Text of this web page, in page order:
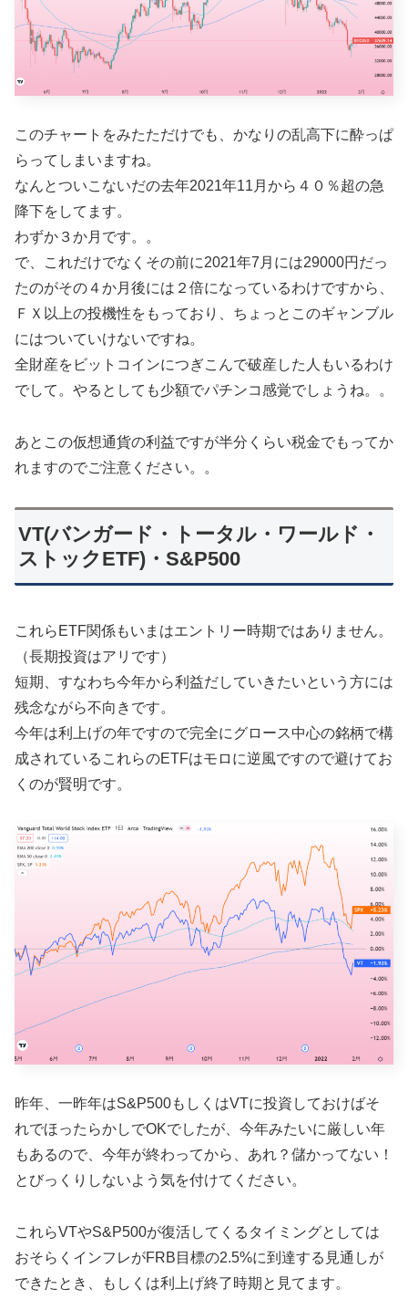
このチャートをみたただけでも、かなりの乱高下に酔っぱ
らってしまいますね。
なんとついこないだの去年2021年11月から４０％超の急
降下をしてます。
わずか３か月です。。
で、これだけでなくその前に2021年7月には29000円だっ
たのがその４か月後には２倍になっているわけですから、
ＦＸ以上の投機性をもっており、ちょっとこのギャンブル
にはついていけないですね。
全財産をビットコインにつぎこんで破産した人もいるわけ
でして。やるとしても少額でパチンコ感覚でしょうね。。
あとこの仮想通貨の利益ですが半分くらい税金でもってか
れますのでご注意ください。。
VT(バンガード・トータル・ワールド・
ストックETF)・S&P500
これらETF関係もいまはエントリー時期ではありません。
（長期投資はアリです）
短期、すなわち今年から利益だしていきたいという方には
残念ながら不向きです。
今年は利上げの年ですので完全にグロース中心の銘柄で構
成されているこれらのETFはモロに逆風ですので避けてお
くのが賢明です。
昨年、一昨年はS&P500もしくはVTに投資しておけばそ
れでほったらかしでOKでしたが、今年みたいに厳しい年
もあるので、今年が終わってから、あれ？儲かってない！
とびっくりしないよう気を付けてください。
これらVTやS&P500が復活してくるタイミングとしては
おそらくインフレがFRB目標の2.5%に到達する見通しが
できたとき、もしくは利上げ終了時期と見てます。